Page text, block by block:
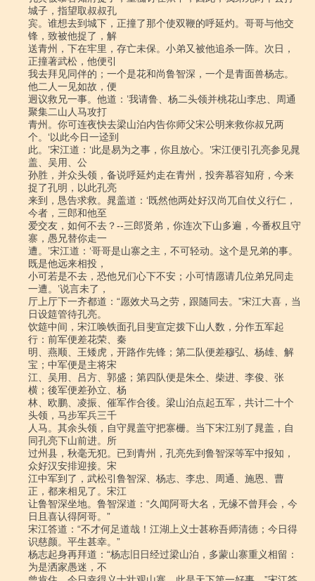
城子，指望取叔叔孔
宾。谁想去到城下，正撞了那个使双鞭的呼延灼。哥哥与他交
锋，致被他捉了，解
送青州，下在牢里，存亡未保。小弟又被他追杀一阵。次日，
正撞著武松，他便引
我去拜见同伴的；一个是花和尚鲁智深，一个是青面兽杨志。
他二人一见如故，便
迥议救兄一事。他道：’我请鲁、杨二头领并桃花山李忠、周通
聚集二山人马攻打
青州。你可连夜快去梁山泊内告你师父宋公明来救你叔兄两
个。‘以此今日一迳到
此。’宋江道：‘此是易为之事，你且放心。’宋江便引孔亮参见晁
盖、吴用、公
孙胜，并众头领，备说呼延灼走在青州，投奔慕容知府，今来
捉了孔明，以此孔亮
来到，恳告求救。晁盖道：‘既然他两处好汉尚兀自仗义行仁，
今者，三郎和他至
爱交友，如何不去？--三郎贤弟，你连次下山多遍，今番权且守
寨，愚兄替你走一
遭。’宋江道：‘哥哥是山寨之主，不可轻动。这个是兄弟的事。
既是他远来相投，
小可若是不去，恐他兄们心下不安；小可情愿请几位弟兄同走
一遭。’说言未了，
厅上厅下一齐都道：“愿效犬马之劳，跟随同去。”宋江大喜，当
日设筵管待孔亮。
饮筵中间，宋江唤铁面孔目斐宣定拨下山人数，分作五军起
行：前军便差花荣、秦
明、燕顺、王矮虎，开路作先锋；第二队便差穆弘、杨雄、解
宝；中军便是主将宋
江、吴用、吕方、郭盛；第四队便是朱仝、柴进、李俊、张
横；後军便差孙立、杨
林、欧鹏、凌振、催军作合後。梁山泊点起五军，共计二十个
头领，马步军兵三千
人马。其余头领，自守晁盖守把寨栅。当下宋江别了晁盖，自
同孔亮下山前进。所
过州县，秋毫无犯。已到青州，孔亮先到鲁智深等军中报知，
众好汉安排迎接。宋
江中军到了，武松引鲁智深、杨志、李忠、周通、施恩、曹
正，都来相见了。宋江
让鲁智深坐地。鲁智深道：“久闻阿哥大名，无缘不曾拜会，今
日且喜认得阿哥。”
宋江答道：“不才何足道哉！江湖上义士甚称吾师清德；今日得
识慈颜。平生甚幸。”
杨志起身再拜道：“杨志旧日经过梁山泊，多蒙山寨重义相留：
为是洒家愚迷，不